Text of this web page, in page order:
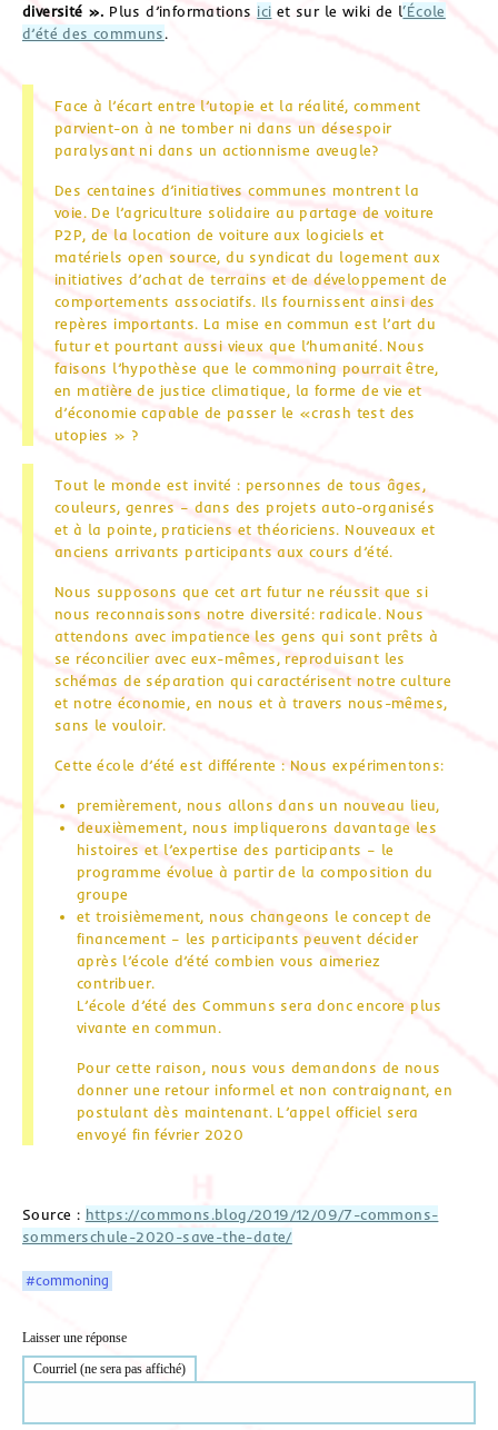
diversité ». Plus d’informations ici et sur le wiki de l‘École
d’été des communs.
Face à l’écart entre l’utopie et la réalité, comment
parvient-on à ne tomber ni dans un désespoir
paralysant ni dans un actionnisme aveugle?
Des centaines d’initiatives communes montrent la
voie. De l’agriculture solidaire au partage de voiture
P2P, de la location de voiture aux logiciels et
matériels open source, du syndicat du logement aux
initiatives d’achat de terrains et de développement de
comportements associatifs. Ils fournissent ainsi des
repères importants. La mise en commun est l’art du
futur et pourtant aussi vieux que l’humanité. Nous
faisons l’hypothèse que le commoning pourrait être,
en matière de justice climatique, la forme de vie et
d’économie capable de passer le «crash test des
utopies » ?
Tout le monde est invité : personnes de tous âges,
couleurs, genres – dans des projets auto-organisés
et à la pointe, praticiens et théoriciens. Nouveaux et
anciens arrivants participants aux cours d’été.
Nous supposons que cet art futur ne réussit que si
nous reconnaissons notre diversité: radicale. Nous
attendons avec impatience les gens qui sont prêts à
se réconcilier avec eux-mêmes, reproduisant les
schémas de séparation qui caractérisent notre culture
et notre économie, en nous et à travers nous-mêmes,
sans le vouloir.
Cette école d’été est différente : Nous expérimentons:
premièrement, nous allons dans un nouveau lieu,
deuxièmement, nous impliquerons davantage les
histoires et l’expertise des participants – le
programme évolue à partir de la composition du
groupe
et troisièmement, nous changeons le concept de
financement – les participants peuvent décider
après l’école d’été combien vous aimeriez
contribuer.
L’école d’été des Communs sera donc encore plus
vivante en commun.
Pour cette raison, nous vous demandons de nous
donner une retour informel et non contraignant, en
postulant dès maintenant. L’appel officiel sera
envoyé fin février 2020
Source : https://commons.blog/2019/12/09/7-commons-
sommerschule-2020-save-the-date/
#commoning
Laisser une réponse
Courriel (ne sera pas affiché)